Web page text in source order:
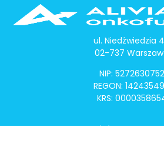
ul. Niedźwiedzia
02-737
NIP: 5272630752
REGON:
KRS:
Alivia